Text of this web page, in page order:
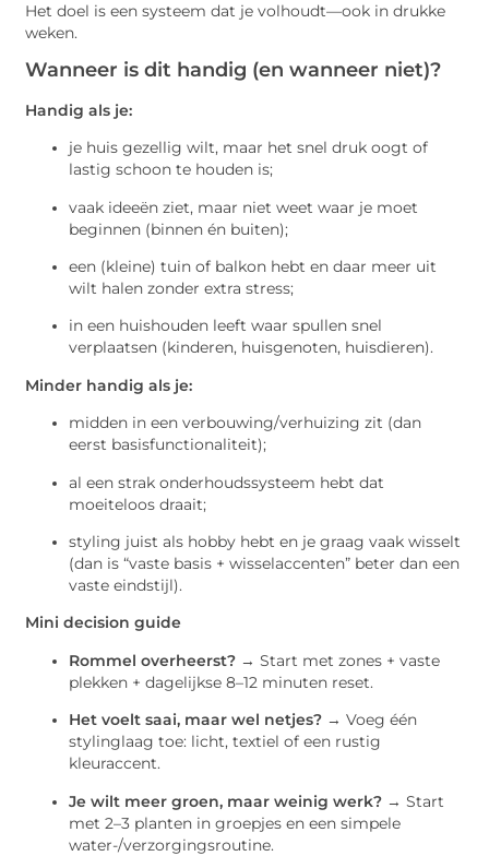
Het doel is een systeem dat je volhoudt—ook in drukke
weken.
Wanneer is dit handig (en wanneer niet)?
Handig als je:
je huis gezellig wilt, maar het snel druk oogt of
lastig schoon te houden is;
vaak ideeën ziet, maar niet weet waar je moet
beginnen (binnen én buiten);
een (kleine) tuin of balkon hebt en daar meer uit
wilt halen zonder extra stress;
in een huishouden leeft waar spullen snel
verplaatsen (kinderen, huisgenoten, huisdieren).
Minder handig als je:
midden in een verbouwing/verhuizing zit (dan
eerst basisfunctionaliteit);
al een strak onderhoudssysteem hebt dat
moeiteloos draait;
styling juist als hobby hebt en je graag vaak wisselt
(dan is “vaste basis + wisselaccenten” beter dan een
vaste eindstijl).
Mini decision guide
Rommel overheerst? → Start met zones + vaste
plekken + dagelijkse 8–12 minuten reset.
Het voelt saai, maar wel netjes? → Voeg één
stylinglaag toe: licht, textiel of een rustig
kleuraccent.
Je wilt meer groen, maar weinig werk? → Start
met 2–3 planten in groepjes en een simpele
water-/verzorgingsroutine.